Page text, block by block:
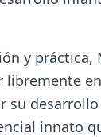
y
su
innato